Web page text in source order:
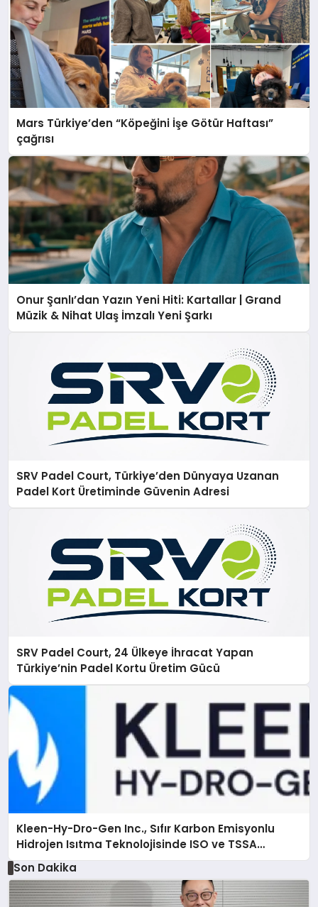
Mars Türkiye’den “Köpeğini İşe Götür Haftası”
çağrısı
Onur Şanlı’dan Yazın Yeni Hiti: Kartallar | Grand
Müzik & Nihat Ulaş İmzalı Yeni Şarkı
SRV Padel Court, Türkiye’den Dünyaya Uzanan
Padel Kort Üretiminde Güvenin Adresi
SRV Padel Court, 24 Ülkeye İhracat Yapan
Türkiye’nin Padel Kortu Üretim Gücü
Kleen-Hy-Dro-Gen Inc., Sıfır Karbon Emisyonlu
Hidrojen Isıtma Teknolojisinde ISO ve TSSA
Düzenleyici Onaylarını Aldı
Son Dakika